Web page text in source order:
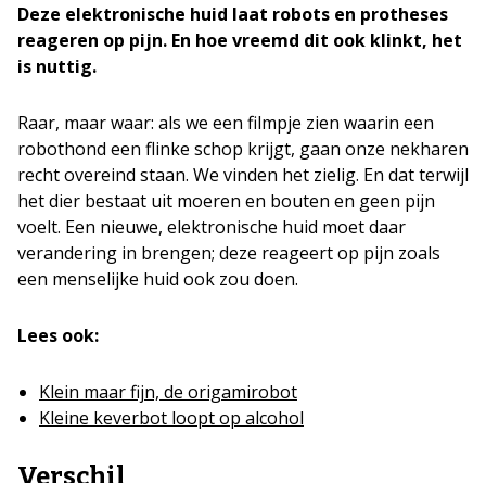
Deze elektronische huid laat robots en protheses
reageren op pijn. En hoe vreemd dit ook klinkt, het
is nuttig.
Raar, maar waar: als we een filmpje zien waarin een
robothond een flinke schop krijgt, gaan onze nekharen
recht overeind staan. We vinden het zielig. En dat terwijl
het dier bestaat uit moeren en bouten en geen pijn
voelt. Een nieuwe, elektronische huid moet daar
verandering in brengen; deze reageert op pijn zoals
een menselijke huid ook zou doen.
Lees ook:
Klein maar fijn, de origamirobot
Kleine keverbot loopt op alcohol
Verschil